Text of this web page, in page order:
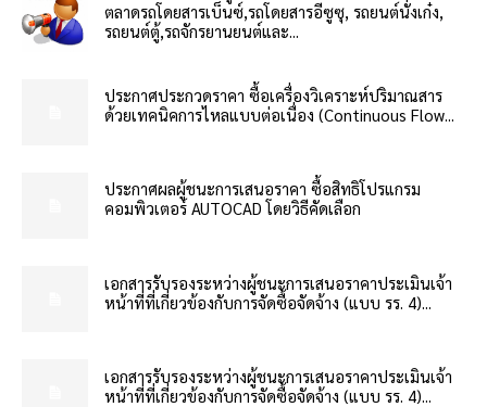
ตลาดรถโดยสารเบ็นซ์,รถโดยสารอีซูซุ, รถยนต์นั่งเก๋ง,
รถยนต์ตู้,รถจักรยานยนต์และ...
ประกาศประกวดราคา ซื้อเครื่องวิเคราะห์ปริมาณสาร
ด้วยเทคนิคการไหลแบบต่อเนื่อง (Continuous Flow...
ประกาศผลผู้ชนะการเสนอราคา ซื้อสิทธิโปรแกรม
คอมพิวเตอร์ AUTOCAD โดยวิธีคัดเลือก
เอกสารรับรองระหว่างผู้ชนะการเสนอราคาประเมินเจ้า
หน้าที่ที่เกี่ยวข้องกับการจัดซื้อจัดจ้าง (แบบ รร. 4)...
เอกสารรับรองระหว่างผู้ชนะการเสนอราคาประเมินเจ้า
หน้าที่ที่เกี่ยวข้องกับการจัดซื้อจัดจ้าง (แบบ รร. 4)...